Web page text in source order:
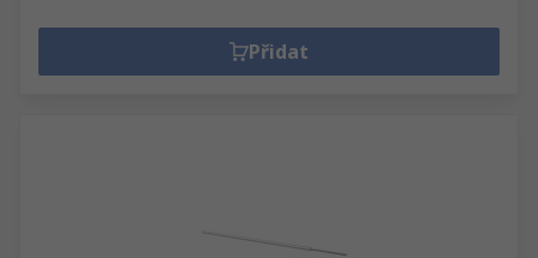
Přidat